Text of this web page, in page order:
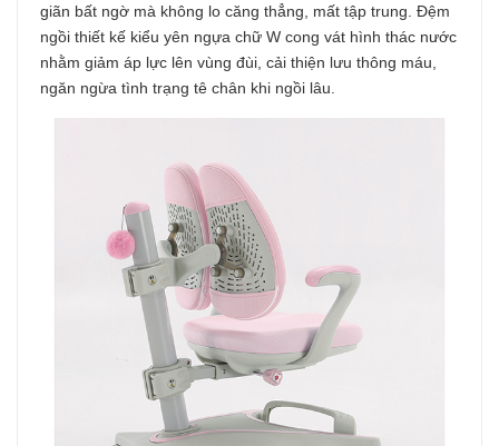
giãn bất ngờ mà không lo căng thẳng, mất tập trung. Đệm
ngồi thiết kế kiểu yên ngựa chữ W cong vát hình thác nước
nhằm giảm áp lực lên vùng đùi, cải thiện lưu thông máu,
ngăn ngừa tình trạng tê chân khi ngồi lâu.